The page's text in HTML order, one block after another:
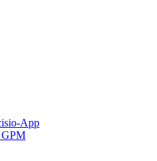
App
GPM